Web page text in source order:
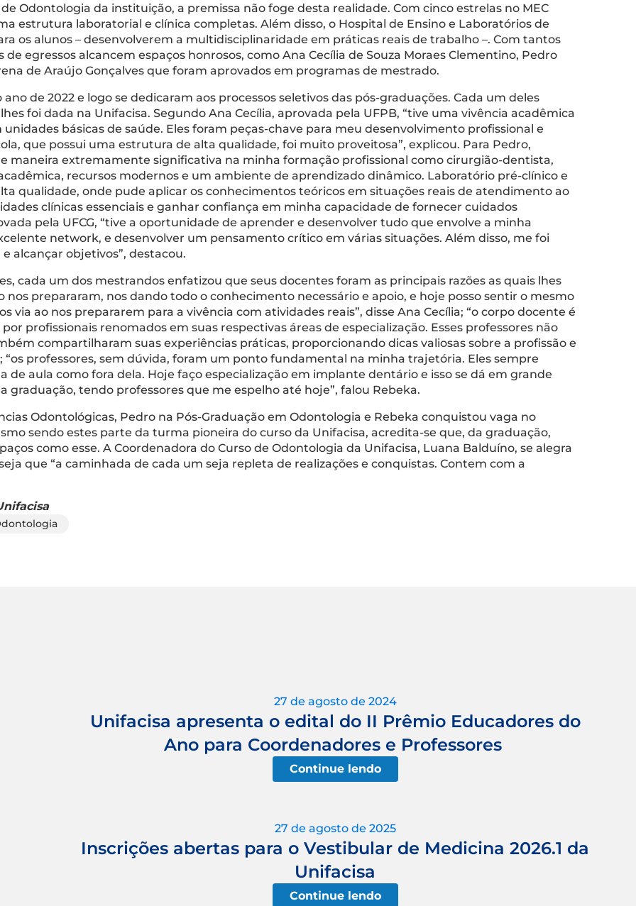
Odontologia da instituição, a premissa não foge desta realidade. Com cinco estrelas no MEC
estrutura laboratorial e clínica completas. Além disso, o Hospital de Ensino e Laboratórios de
os alunos – desenvolverem a multidisciplinaridade em práticas reais de trabalho –. Com tantos
egressos alcancem espaços honrosos, como Ana Cecília de Souza Moraes Clementino, Pedro
de Araújo Gonçalves que foram aprovados em programas de mestrado.
de 2022 e logo se dedicaram aos processos seletivos das pós-graduações. Cada um deles
foi dada na Unifacisa. Segundo Ana Cecília, aprovada pela UFPB, “tive uma vivência acadêmica
básicas de saúde. Eles foram peças-chave para meu desenvolvimento profissional e
que possui uma estrutura de alta qualidade, foi muito proveitosa”, explicou. Para Pedro,
maneira extremamente significativa na minha formação profissional como cirurgião-dentista,
recursos modernos e um ambiente de aprendizado dinâmico. Laboratório pré-clínico e
qualidade, onde pude aplicar os conhecimentos teóricos em situações reais de atendimento ao
clínicas essenciais e ganhar confiança em minha capacidade de fornecer cuidados
pela UFCG, “tive a oportunidade de aprender e desenvolver tudo que envolve a minha
network, e desenvolver um pensamento crítico em várias situações. Além disso, me foi
alcançar objetivos”, destacou.
cada um dos mestrandos enfatizou que seus docentes foram as principais razões as quais lhes
nos prepararam, nos dando todo o conhecimento necessário e apoio, e hoje posso sentir o mesmo
via ao nos prepararem para a vivência com atividades reais”, disse Ana Cecília; “o corpo docente é
profissionais renomados em suas respectivas áreas de especialização. Esses professores não
compartilharam suas experiências práticas, proporcionando dicas valiosas sobre a profissão e
professores, sem dúvida, foram um ponto fundamental na minha trajetória. Eles sempre
aula como fora dela. Hoje faço especialização em implante dentário e isso se dá em grande
tendo professores que me espelho até hoje”, falou Rebeka.
Odontológicas, Pedro na Pós-Graduação em Odontologia e Rebeka conquistou vaga no
sendo estes parte da turma pioneira do curso da Unifacisa, acredita-se que, da graduação,
como esse. A Coordenadora do Curso de Odontologia da Unifacisa, Luana Balduíno, se alegra
que “a caminhada de cada um seja repleta de realizações e conquistas. Contem com a
27 de agosto de 2024
Unifacisa apresenta o edital do II Prêmio Educadores do
Ano para Coordenadores e Professores
Continue lendo
27 de agosto de 2025
Inscrições abertas para o Vestibular de Medicina 2026.1 da
Unifacisa
Continue lendo